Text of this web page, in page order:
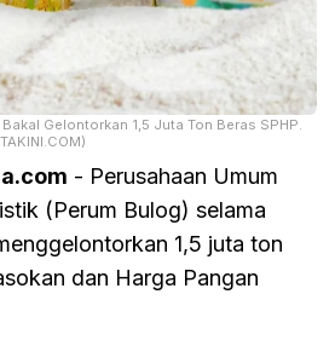
Gelontorkan 1,5 Juta Ton Beras SPHP.
- Perusahaan Umum
(Perum Bulog) selama
1,5 juta ton
dan Harga Pangan